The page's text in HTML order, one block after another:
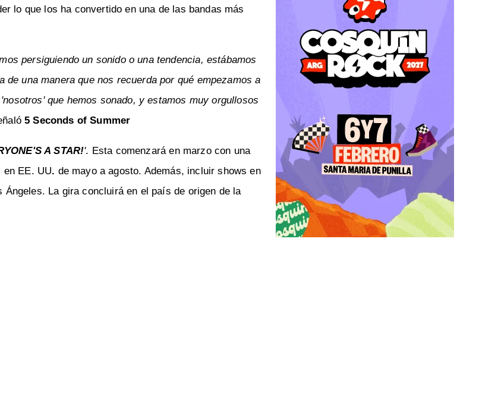
lo que los ha convertido en una de las bandas más
persiguiendo un sonido o una tendencia, estábamos
una manera que nos recuerda por qué empezamos a
que hemos sonado, y estamos muy orgullosos
5 Seconds of Summer
A STAR!'. Esta comenzará en marzo con una
en EE. UU. de mayo a agosto. Además, incluir shows en
La gira concluirá en el país de origen de la